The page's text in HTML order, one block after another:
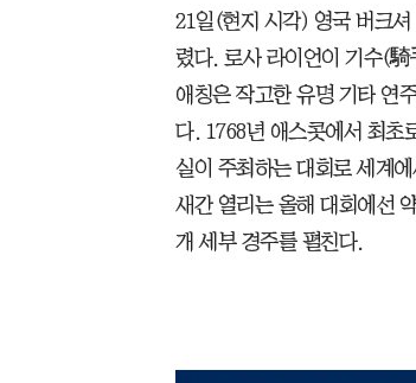
21일(현지 시각) 영국 버크
렸다. 로사 라이언이 기수(
애칭은 작고한 유명 기타 연
다. 1768년 애스콧에서 최초
실이 주최하는 대회로 세계
새간 열리는 올해 대회에선
개 세부 경주를 펼친다.